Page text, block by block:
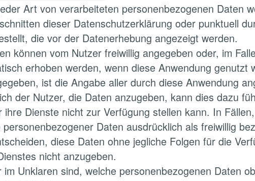
Art von verarbeiteten personenbezogenen Daten
dieser Datenschutzerklärung oder punktuell
die vor der Datenerhebung angezeigt werden.
können vom Nutzer freiwillig angegeben oder, im
erhoben werden, wenn diese Anwendung genutzt
ist die Angabe aller durch diese Anwendung
der Nutzer, die Daten anzugeben, kann dies dazu
ihre Dienste nicht zur Verfügung stellen kann. In
Daten ausdrücklich als freiwillig
diese Daten ohne jegliche Folgen für die
nicht anzugeben.
Unklaren sind, welche personenbezogenen Daten